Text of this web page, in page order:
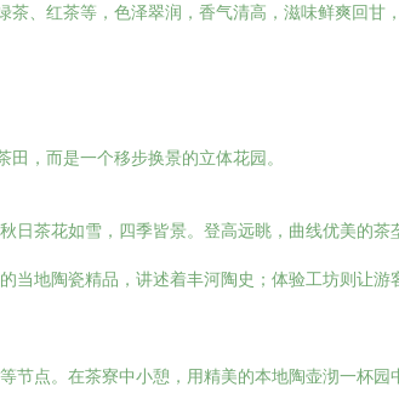
、红茶等，色泽翠润，香气清高，滋味鲜爽回甘
，而是一个移步换景的立体花园。
日茶花如雪，四季皆景。登高远眺，曲线优美的茶
当地陶瓷精品，讲述着丰河陶史；体验工坊则让
节点。在茶寮中小憩，用精美的本地陶壶沏一杯